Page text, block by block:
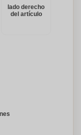
lado derecho
del artículo